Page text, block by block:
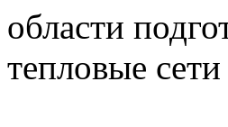
области
тепловые